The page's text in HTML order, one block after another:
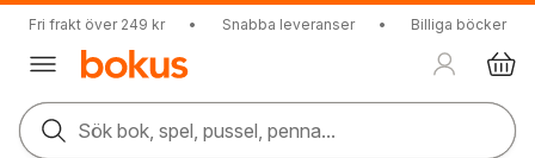
Fri frakt över 249 kr • Snabba leveranser • Billiga böcker
Sök bok, spel, pussel, penna...